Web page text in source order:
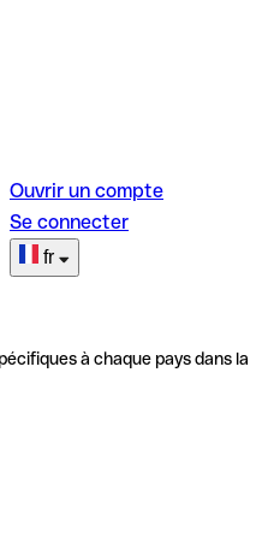
Ouvrir un compte
Se connecter
fr
à chaque pays dans la